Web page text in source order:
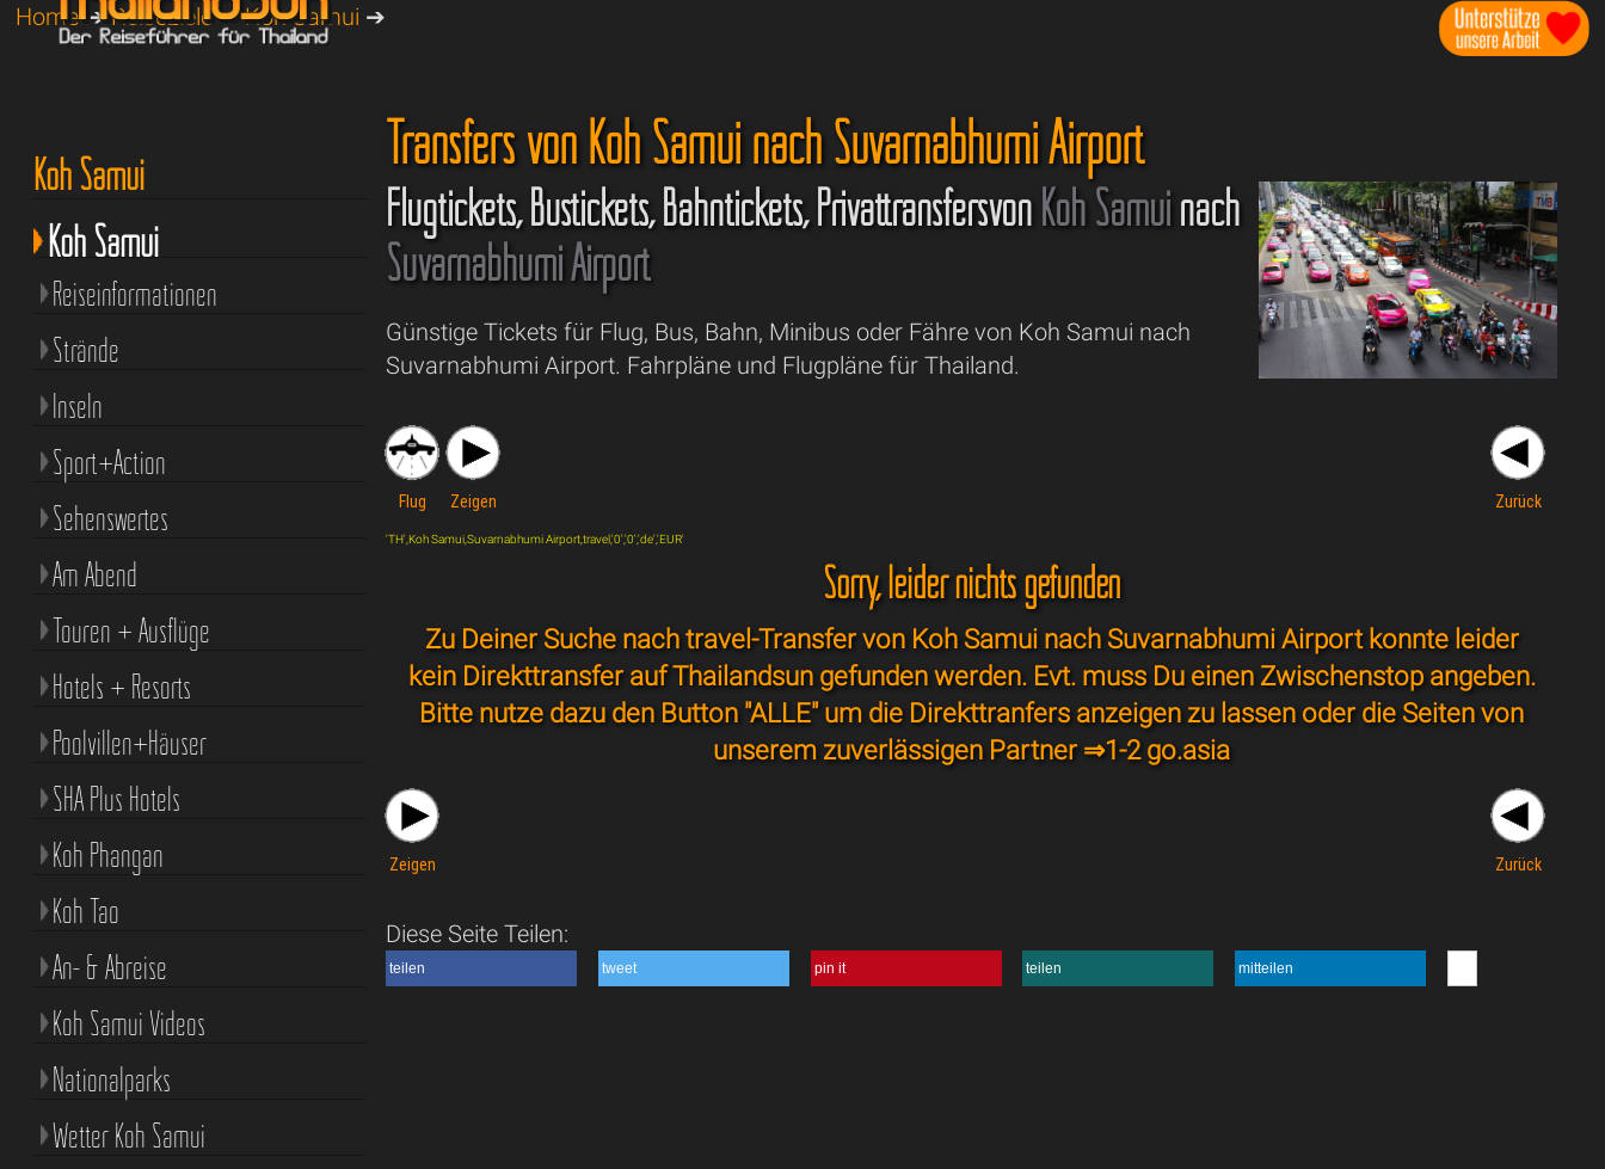
Home➔Reiseziele➔Koh Samui ➔
Transfers von Koh Samui nach Suvarnabhumi Airport
Flugtickets, Bustickets, Bahntickets, Privattransfersvon Koh Samuinach
Suvarnabhumi Airport
Günstige Tickets für Flug, Bus, Bahn, Minibus oder Fähre von Koh Samui nach
Suvarnabhumi Airport. Fahrpläne und Flugpläne für Thailand.
Flug Zeigen Zurück
'TH',Koh Samui,Suvarnabhumi Airport,travel,'0','0','de','EUR'
Sorry, leider nichts gefunden
Zu Deiner Suche nach travel-Transfer von Koh Samui nach Suvarnabhumi Airport konnte leider
kein Direkttransfer auf Thailandsun gefunden werden. Evt. muss Du einen Zwischenstop angeben.
Bitte nutze dazu den Button "ALLE" um die Direkttranfers anzeigen zu lassen oder die Seiten von
unserem zuverlässigen Partner ⇒1-2 go.asia
Zeigen Zurück
Diese Seite Teilen:
teilen tweet pin it teilen mitteilen
Koh Samui
Koh Samui
Reiseinformationen
Strände
Inseln
Sport+Action
Sehenswertes
Am Abend
Touren + Ausflüge
Hotels + Resorts
Poolvillen+Häuser
SHA Plus Hotels
Koh Phangan
Koh Tao
An- & Abreise
Koh Samui Videos
Nationalparks
Wetter Koh Samui